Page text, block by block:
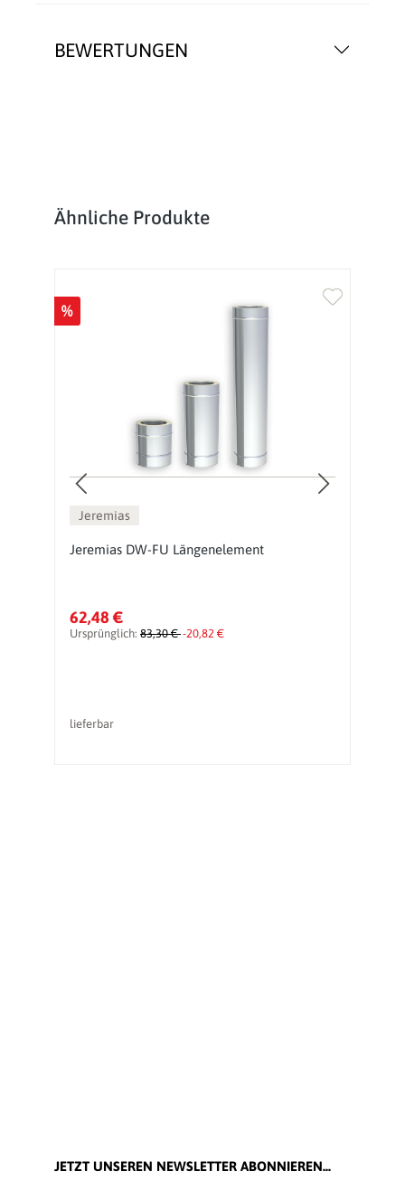
BEWERTUNGEN
Produktgalerie überspringen
Ähnliche Produkte
%
Jeremias
Jeremias DW-FU Längenelement
62,48 €
Ursprünglich: 83,30 €-20,82 €
lieferbar
JETZT UNSEREN NEWSLETTER ABONNIEREN...